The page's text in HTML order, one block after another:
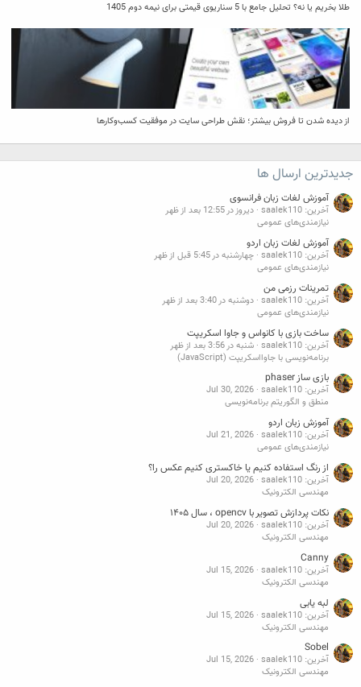
طلا بخریم یا نه؟ تحلیل جامع با 5 سناریوی قیمتی برای نیمه دوم 1405
از دیده شدن تا فروش بیشتر؛ نقش طراحی سایت در موفقیت کسب‌وکارها
جدیدترین ارسال ها
آموزش لغات زبان فرانسوی
آخرین: saalek110
دیروز در 12:55 بعد از ظهر
نیازمندی‌های عمومی
آموزش لغات زبان اردو
آخرین: saalek110
چهارشنبه در 5:45 قبل از ظهر
نیازمندی‌های عمومی
تمرینات رزمی من
آخرین: saalek110
دوشنبه در 3:40 بعد از ظهر
نیازمندی‌های عمومی
ساخت بازی با کانواس و جاوا اسکریپت
آخرین: saalek110
شنبه در 3:56 بعد از ظهر
برنامه‌نویسی با جاوااسکریپت (JavaScript)
بازی ساز phaser
آخرین: saalek110
Jul 30, 2026
منطق و الگوریتم برنامه‌نویسی
آموزش زبان اردو
آخرین: saalek110
Jul 21, 2026
نیازمندی‌های عمومی
از رنگ استفاده کنیم یا خاکستری کنیم عکس را؟
آخرین: saalek110
Jul 20, 2026
مهندسی الکترونیک
نکات پردازش تصویر با opencv ، سال ۱۴۰۵
آخرین: saalek110
Jul 20, 2026
مهندسی الکترونیک
Canny
آخرین: saalek110
Jul 15, 2026
مهندسی الکترونیک
لبه یابی
آخرین: saalek110
Jul 15, 2026
مهندسی الکترونیک
Sobel
آخرین: saalek110
Jul 15, 2026
مهندسی الکترونیک